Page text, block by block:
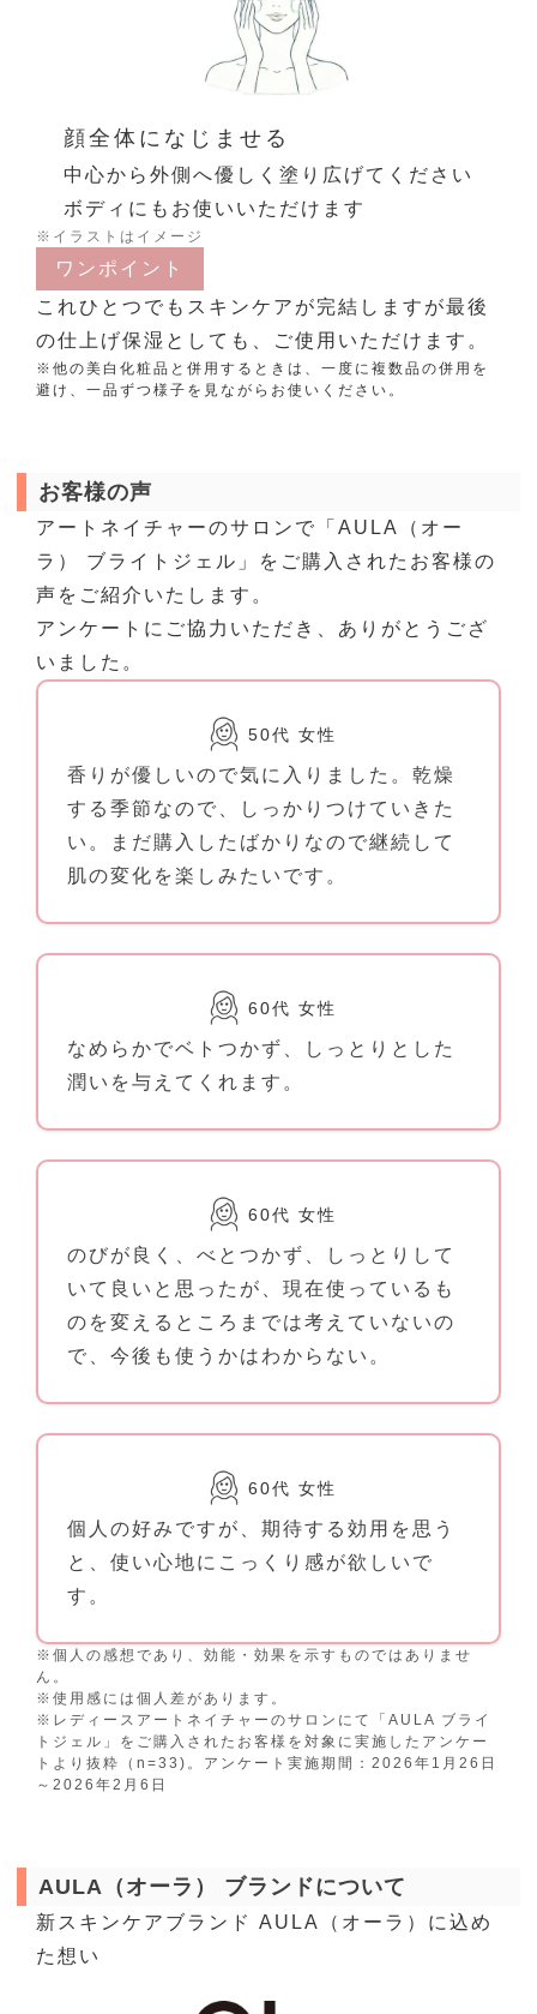
顔全体になじませる
中心から外側へ優しく塗り広げてください
ボディにもお使いいただけます
※イラストはイメージ
ワンポイント
これひとつでもスキンケアが完結しますが最後
の仕上げ保湿としても、ご使用いただけます。
※他の美白化粧品と併用するときは、一度に複数品の併用を
避け、一品ずつ様子を見ながらお使いください。
お客様の声
アートネイチャーのサロンで「AULA（オー
ラ） ブライトジェル」をご購入されたお客様の
声をご紹介いたします。
アンケートにご協力いただき、ありがとうござ
いました。
50代 女性
香りが優しいので気に入りました。乾燥
する季節なので、しっかりつけていきた
い。まだ購入したばかりなので継続して
肌の変化を楽しみたいです。
60代 女性
なめらかでベトつかず、しっとりとした
潤いを与えてくれます。
60代 女性
のびが良く、べとつかず、しっとりして
いて良いと思ったが、現在使っているも
のを変えるところまでは考えていないの
で、今後も使うかはわからない。
60代 女性
個人の好みですが、期待する効用を思う
と、使い心地にこっくり感が欲しいで
す。
※個人の感想であり、効能・効果を示すものではありませ
ん。
※使用感には個人差があります。
※レディースアートネイチャーのサロンにて「AULA ブライ
トジェル」をご購入されたお客様を対象に実施したアンケー
トより抜粋（n=33)。アンケート実施期間：2026年1月26日
～2026年2月6日
AULA（オーラ） ブランドについて
新スキンケアブランド AULA（オーラ）に込め
た想い